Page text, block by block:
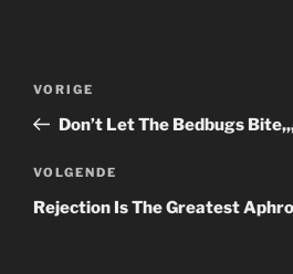
Vorig
bericht
VORIGE
Don’t Let The Bedbugs
Volgend
bericht
VOLGENDE
Rejection Is The Greatest